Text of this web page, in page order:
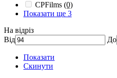
CPFilms (0)
Показати ще 3
На відріз
Від
До
Показати
Скинути